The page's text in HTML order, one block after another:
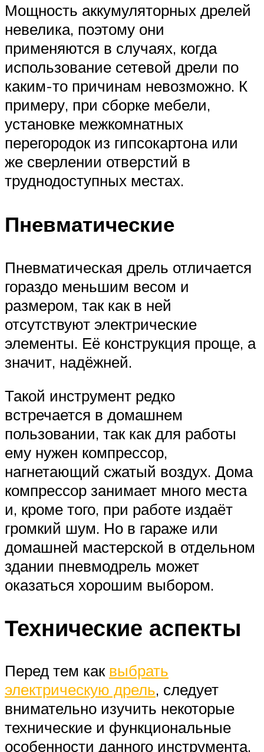
Мощность аккумуляторных дрелей
невелика, поэтому они
применяются в случаях, когда
использование сетевой дрели по
каким-то причинам невозможно. К
примеру, при сборке мебели,
установке межкомнатных
перегородок из гипсокартона или
же сверлении отверстий в
труднодоступных местах.
Пневматические
Пневматическая дрель отличается
гораздо меньшим весом и
размером, так как в ней
отсутствуют электрические
элементы. Её конструкция проще, а
значит, надёжней.
Такой инструмент редко
встречается в домашнем
пользовании, так как для работы
ему нужен компрессор,
нагнетающий сжатый воздух. Дома
компрессор занимает много места
и, кроме того, при работе издаёт
громкий шум. Но в гараже или
домашней мастерской в отдельном
здании пневмодрель может
оказаться хорошим выбором.
Технические аспекты
Перед тем как выбрать
электрическую дрель, следует
внимательно изучить некоторые
технические и функциональные
особенности данного инструмента.